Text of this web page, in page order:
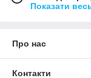
Показати
Про нас
Контакти